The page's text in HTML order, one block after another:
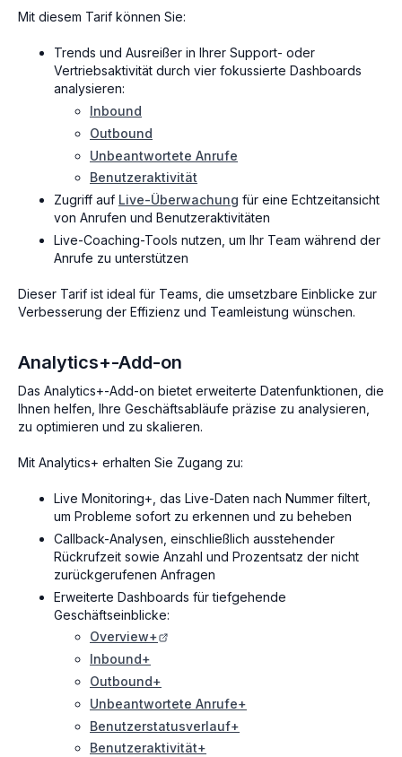
Mit diesem Tarif können Sie:
Trends und Ausreißer in Ihrer Support- oder
Vertriebsaktivität durch vier fokussierte Dashboards
analysieren:
Inbound
Outbound
Unbeantwortete Anrufe
Benutzeraktivität
Zugriff auf Live-Überwachung für eine Echtzeitansicht
von Anrufen und Benutzeraktivitäten
Live-Coaching-Tools nutzen, um Ihr Team während der
Anrufe zu unterstützen
Dieser Tarif ist ideal für Teams, die umsetzbare Einblicke zur
Verbesserung der Effizienz und Teamleistung wünschen.
Analytics+-Add-on
Das Analytics+-Add-on bietet erweiterte Datenfunktionen, die
Ihnen helfen, Ihre Geschäftsabläufe präzise zu analysieren,
zu optimieren und zu skalieren.
Mit Analytics+ erhalten Sie Zugang zu:
Live Monitoring+, das Live-Daten nach Nummer filtert,
um Probleme sofort zu erkennen und zu beheben
Callback-Analysen, einschließlich ausstehender
Rückrufzeit sowie Anzahl und Prozentsatz der nicht
zurückgerufenen Anfragen
Erweiterte Dashboards für tiefgehende
Geschäftseinblicke:
Overview+
Inbound+
Outbound+
Unbeantwortete Anrufe+
Benutzerstatusverlauf+
Benutzeraktivität+